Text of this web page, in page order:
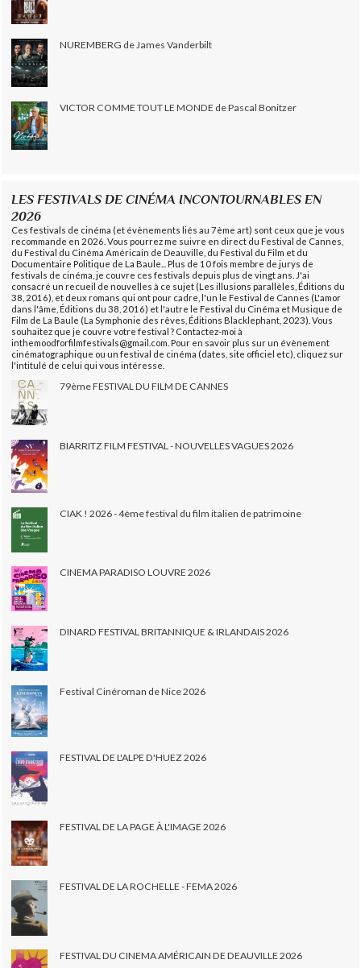
NUREMBERG de James Vanderbilt
VICTOR COMME TOUT LE MONDE de Pascal Bonitzer
LES FESTIVALS DE CINÉMA INCONTOURNABLES EN
2026
Ces festivals de cinéma (et évènements liés au 7ème art) sont ceux que je vous
recommande en 2026. Vous pourrez me suivre en direct du Festival de Cannes,
du Festival du Cinéma Américain de Deauville, du Festival du Film et du
Documentaire Politique de La Baule... Plus de 10 fois membre de jurys de
festivals de cinéma, je couvre ces festivals depuis plus de vingt ans. J'ai
consacré un recueil de nouvelles à ce sujet (Les illusions parallèles, Éditions du
38, 2016), et deux romans qui ont pour cadre, l'un le Festival de Cannes (L'amor
dans l'âme, Éditions du 38, 2016) et l'autre le Festival du Cinéma et Musique de
Film de La Baule (La Symphonie des rêves, Éditions Blacklephant, 2023). Vous
souhaitez que je couvre votre festival ? Contactez-moi à
inthemoodforfilmfestivals@gmail.com. Pour en savoir plus sur un évènement
cinématographique ou un festival de cinéma (dates, site officiel etc), cliquez sur
l'intitulé de celui qui vous intéresse.
79ème FESTIVAL DU FILM DE CANNES
BIARRITZ FILM FESTIVAL - NOUVELLES VAGUES 2026
CIAK ! 2026 - 4ème festival du film italien de patrimoine
CINEMA PARADISO LOUVRE 2026
DINARD FESTIVAL BRITANNIQUE & IRLANDAIS 2026
Festival Cinéroman de Nice 2026
FESTIVAL DE L'ALPE D'HUEZ 2026
FESTIVAL DE LA PAGE À L'IMAGE 2026
FESTIVAL DE LA ROCHELLE - FEMA 2026
FESTIVAL DU CINEMA AMÉRICAIN DE DEAUVILLE 2026